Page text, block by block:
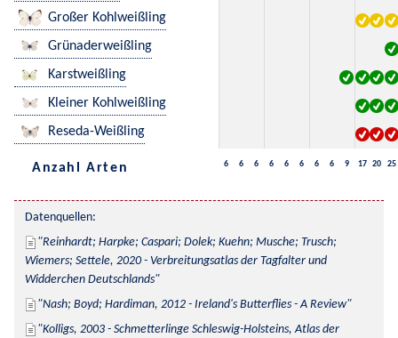
Großer Kohlweißling
Grünaderweißling
Karstweißling
Kleiner Kohlweißling
Reseda-Weißling
Anzahl Arten 6 6 6 6 6 6 6 6 9 17 20 25
Datenquellen:
Reinhardt; Harpke; Caspari; Dolek; Kuehn; Musche; Trusch;
Wiemers; Settele, 2020 - Verbreitungsatlas der Tagfalter und
Widderchen Deutschlands
Nash; Boyd; Hardiman, 2012 - Ireland's Butterflies - A Review
Kolligs, 2003 - Schmetterlinge Schleswig-Holsteins, Atlas der